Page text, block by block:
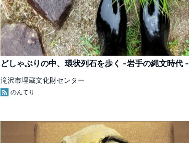
どしゃぶりの中、環状列石を歩く -岩手の縄文時代 -
滝沢市埋蔵文化財センター
のんてり